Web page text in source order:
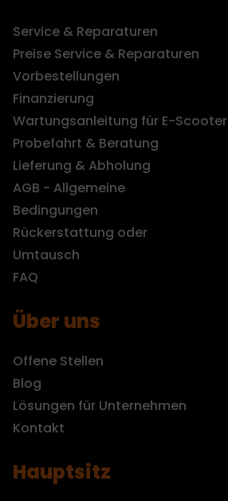
Service & Reparaturen
Preise Service & Reparaturen
Vorbestellungen
Finanzierung
Wartungsanleitung für E-Scooter
Probefahrt & Beratung
Lieferung & Abholung
AGB - Allgemeine
Bedingungen
Rückerstattung oder
Umtausch
FAQ
Über uns
Offene Stellen
Blog
Lösungen für Unternehmen
Kontakt
Hauptsitz